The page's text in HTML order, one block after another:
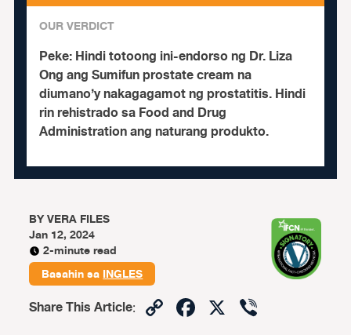
OUR VERDICT
Peke:Hindi totoong ini-endorso ng Dr. Liza
Ong ang Sumifun prostate cream na
diumano’y nakagagamot ng prostatitis. Hindi
rin rehistrado sa Food and Drug
Administration ang naturang produkto.
BYVERA FILES
Jan 12, 2024
2-minute read
Basahin saINGLES
Share This Article: CopyFacebook
X